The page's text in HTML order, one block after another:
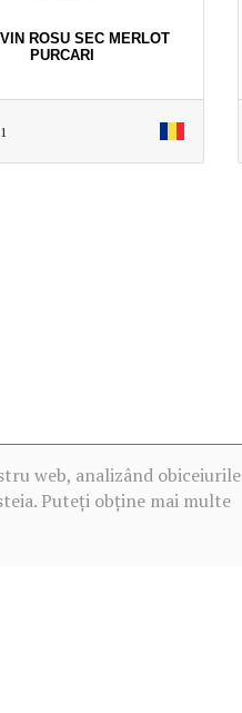
ROSU SEC MERLOT
PURCARI
web, analizând obiceiurile
Puteți obține mai multe